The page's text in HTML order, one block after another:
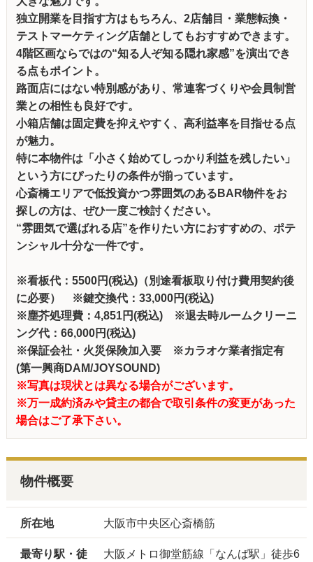
独立開業を目指す方はもちろん、2店舗目・業態転換・
テストマーケティング店舗としてもおすすめできます。
4階区画ならではの“知る人ぞ知る隠れ家感”を演出でき
る点もポイント。
路面店にはない特別感があり、常連客づくりや会員制営
業との相性も良好です。
小箱店舗は固定費を抑えやすく、高利益率を目指せる点
が魅力。
特に本物件は「小さく始めてしっかり利益を残したい」
という方にぴったりの条件が揃っています。
心斎橋エリアで低投資かつ雰囲気のあるBAR物件をお
探しの方は、ぜひ一度ご検討ください。
“雰囲気で選ばれる店”を作りたい方におすすめの、ポテ
ンシャル十分な一件です。
※看板代：5500円(税込)（別途看板取り付け費用契約後
に必要）
※鍵交換代：33,000円(税込)
※塵芥処理費：4,851円(税込)
※退去時ルームクリーニ
ング代：66,000円(税込)
※保証会社・火災保険加入要 ※カラオケ業者指定有
(第一興商DAM/JOYSOUND)
※写真は現状とは異なる場合がございます。
※万一成約済みや貸主の都合で取引条件の変更があった
場合はご了承下さい。
物件概要
所在地 大阪市中央区心斎橋筋
最寄り駅・徒
大阪メトロ御堂筋線「なんば駅」徒歩6